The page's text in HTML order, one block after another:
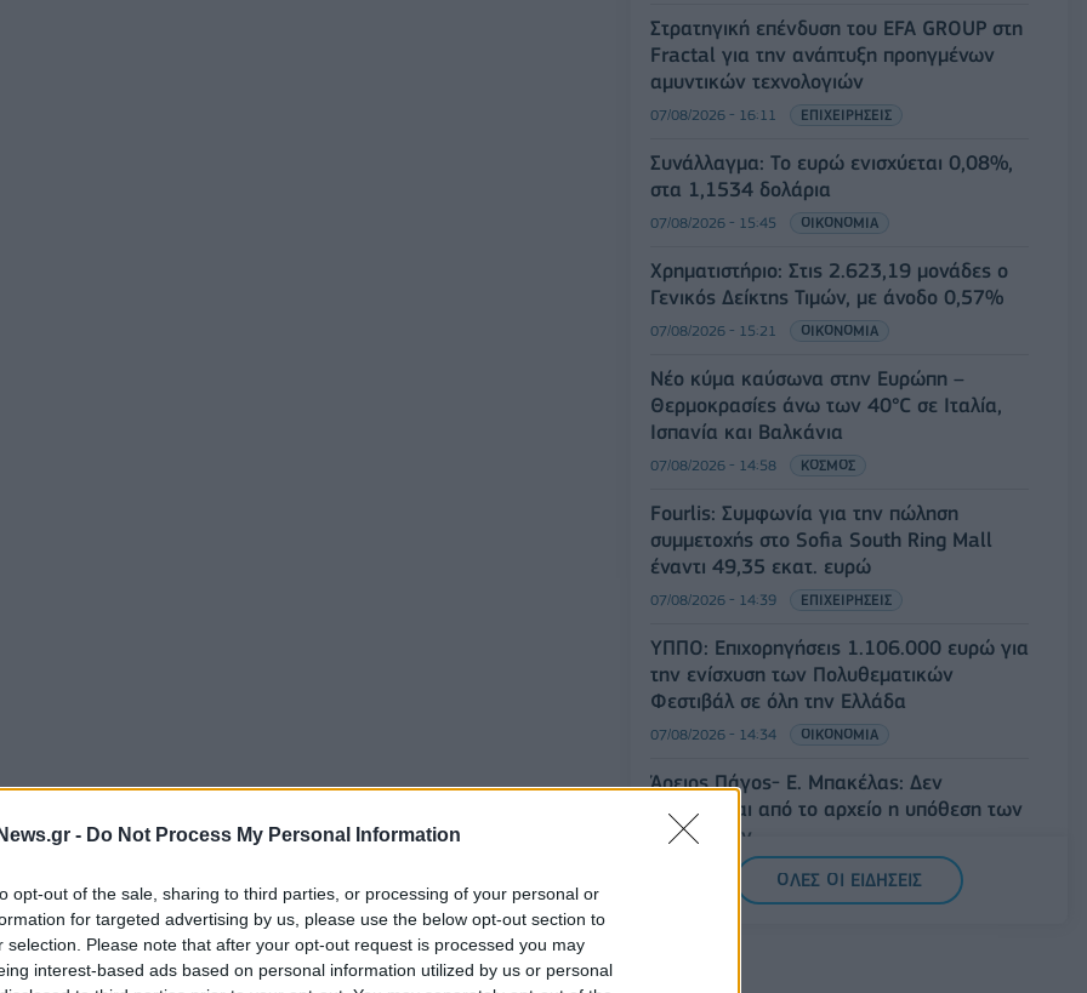
- Do Not Process My Personal Information
opt-out of the sale, sharing to third parties, or processing of your personal or
for targeted advertising by us, please use the below opt-out section to
selection. Please note that after your opt-out request is processed you may
interest-based ads based on personal information utilized by us or personal
Στρατηγική επένδυση του EFA GROUP στη
Fractal για την ανάπτυξη προηγμένων
αμυντικών τεχνολογιών
07/08/2026 - 16:11 ΕΠΙΧΕΙΡΗΣΕΙΣ
Συνάλλαγμα: Το ευρώ ενισχύεται 0,08%,
στα 1,1534 δολάρια
07/08/2026 - 15:45 ΟΙΚΟΝΟΜΙΑ
Χρηματιστήριο: Στις 2.623,19 μονάδες ο
Γενικός Δείκτης Τιμών, με άνοδο 0,57%
07/08/2026 - 15:21 ΟΙΚΟΝΟΜΙΑ
Νέο κύμα καύσωνα στην Ευρώπη –
Θερμοκρασίες άνω των 40°C σε Ιταλία,
Ισπανία και Βαλκάνια
07/08/2026 - 14:58 ΚΟΣΜΟΣ
Fourlis: Συμφωνία για την πώληση
συμμετοχής στο Sofia South Ring Mall
έναντι 49,35 εκατ. ευρώ
07/08/2026 - 14:39 ΕΠΙΧΕΙΡΗΣΕΙΣ
ΥΠΠΟ: Επιχορηγήσεις 1.106.000 ευρώ για
την ενίσχυση των Πολυθεματικών
Φεστιβάλ σε όλη την Ελλάδα
07/08/2026 - 14:34 ΟΙΚΟΝΟΜΙΑ
Άρειος Πάγος- Ε. Μπακέλας: Δεν
ανασύρεται από το αρχείο η υπόθεση των
υποκλοπών
07/08/2026 - 14:11 ΕΛΛΑΔΑ
ΟΛΕΣ ΟΙ ΕΙΔΗΣΕΙΣ